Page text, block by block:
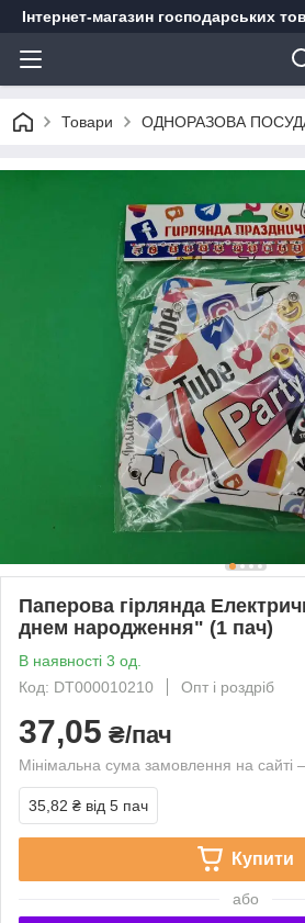
Інтернет-магазин господарських
Товари ОДНОРАЗОВА
Паперова гірлянда
днем народження" (1 пач)
В наявності 3 од.
Код: DT000010210
Опт і роздріб
37,05 ₴/пач
Мінімальна сума замовлення на сайті
35,82 ₴ від 5 пач
Купити
або